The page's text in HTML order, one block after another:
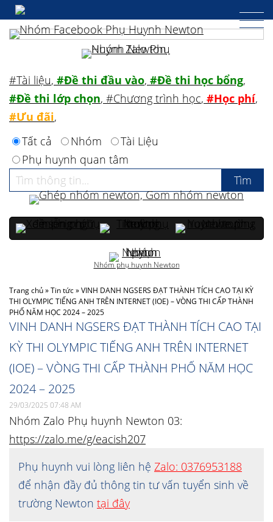
Trang chủ»Tin tức»VINH DANH NGSERS ĐẠT THÀNH TÍCH CAO TẠI KỲ
THI OLYMPIC TIẾNG ANH TRÊN INTERNET (IOE) – VÒNG THI CẤP THÀNH
PHỐ NĂM HỌC 2024 – 2025
VINH DANH NGSERS ĐẠT THÀNH TÍCH CAO TẠI
KỲ THI OLYMPIC TIẾNG ANH TRÊN INTERNET
(IOE) – VÒNG THI CẤP THÀNH PHỐ NĂM HỌC
2024 – 2025
29/03/2025 07:48 AM
Nhóm Zalo Phụ huynh Newton 03:
https://zalo.me/g/eacish207
Phụ huynh vui lòng liên hệ Zalo: 0376953188
để nhận đầy đủ thông tin tư vấn tuyển sinh về
trường Newton tại đây
#Tài liệu, #Đề thi đầu vào, #Đề thi học bổng,
#Đề thi lớp chọn, #Chương trình học, #Học phí,
#Ưu đãi,
Tất cả
Nhóm
Tài Liệu
Phụ huynh quan tâm
Nhóm phụ huynh Newton